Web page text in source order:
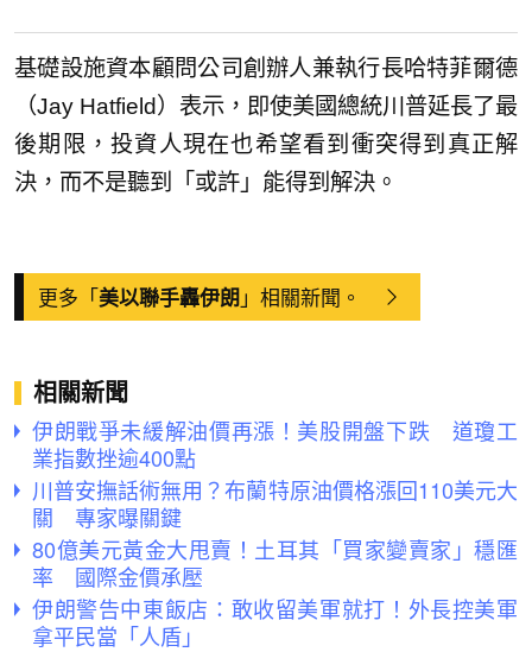
基礎設施資本顧問公司創辦人兼執行長哈特菲爾德
（Jay Hatfield）表示，即使美國總統川普延長了最
後期限，投資人現在也希望看到衝突得到真正解
決，而不是聽到「或許」能得到解決。
更多「美以聯手轟伊朗」相關新聞。
相關新聞
伊朗戰爭未緩解油價再漲！美股開盤下跌 道瓊工
業指數挫逾400點
川普安撫話術無用？布蘭特原油價格漲回110美元大
關 專家曝關鍵
80億美元黃金大甩賣！土耳其「買家變賣家」穩匯
率 國際金價承壓
伊朗警告中東飯店：敢收留美軍就打！外長控美軍
拿平民當「人盾」